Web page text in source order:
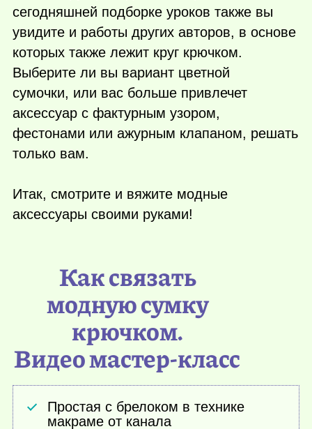
сегодняшней подборке уроков также вы
увидите и работы других авторов, в основе
которых также лежит круг крючком.
Выберите ли вы вариант цветной
сумочки, или вас больше привлечет
аксессуар с фактурным узором,
фестонами или ажурным клапаном, решать
только вам.
Итак, смотрите и вяжите модные
аксессуары своими руками!
Как связать
модную сумку
крючком.
Видео мастер-класс
Простая с брелоком в технике
макраме от канала